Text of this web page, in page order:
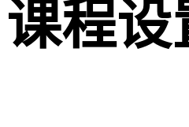
课程设